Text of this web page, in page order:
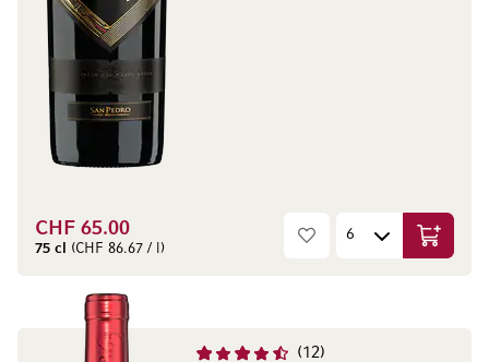
CHF 65.00
75 cl (CHF 86.67 / l) In den
12